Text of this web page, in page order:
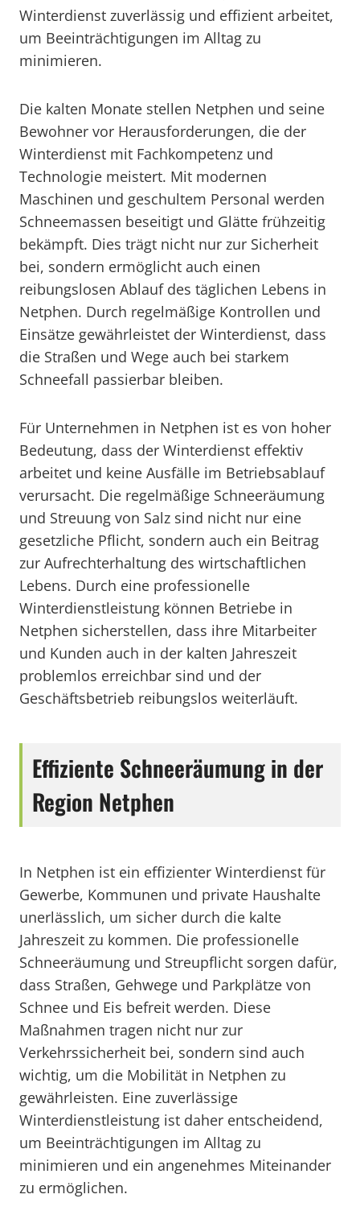
Winterdienst zuverlässig und effizient arbeitet,
um Beeinträchtigungen im Alltag zu
minimieren.
Die kalten Monate stellen Netphen und seine
Bewohner vor Herausforderungen, die der
Winterdienst mit Fachkompetenz und
Technologie meistert. Mit modernen
Maschinen und geschultem Personal werden
Schneemassen beseitigt und Glätte frühzeitig
bekämpft. Dies trägt nicht nur zur Sicherheit
bei, sondern ermöglicht auch einen
reibungslosen Ablauf des täglichen Lebens in
Netphen. Durch regelmäßige Kontrollen und
Einsätze gewährleistet der Winterdienst, dass
die Straßen und Wege auch bei starkem
Schneefall passierbar bleiben.
Für Unternehmen in Netphen ist es von hoher
Bedeutung, dass der Winterdienst effektiv
arbeitet und keine Ausfälle im Betriebsablauf
verursacht. Die regelmäßige Schneeräumung
und Streuung von Salz sind nicht nur eine
gesetzliche Pflicht, sondern auch ein Beitrag
zur Aufrechterhaltung des wirtschaftlichen
Lebens. Durch eine professionelle
Winterdienstleistung können Betriebe in
Netphen sicherstellen, dass ihre Mitarbeiter
und Kunden auch in der kalten Jahreszeit
problemlos erreichbar sind und der
Geschäftsbetrieb reibungslos weiterläuft.
Effiziente Schneeräumung in der
Region Netphen
In Netphen ist ein effizienter Winterdienst für
Gewerbe, Kommunen und private Haushalte
unerlässlich, um sicher durch die kalte
Jahreszeit zu kommen. Die professionelle
Schneeräumung und Streupflicht sorgen dafür,
dass Straßen, Gehwege und Parkplätze von
Schnee und Eis befreit werden. Diese
Maßnahmen tragen nicht nur zur
Verkehrssicherheit bei, sondern sind auch
wichtig, um die Mobilität in Netphen zu
gewährleisten. Eine zuverlässige
Winterdienstleistung ist daher entscheidend,
um Beeinträchtigungen im Alltag zu
minimieren und ein angenehmes Miteinander
zu ermöglichen.